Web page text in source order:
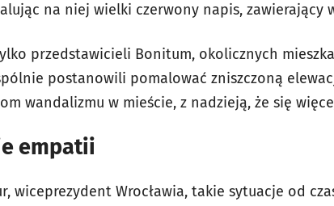
na niej wielki czerwony napis, zawierający
przedstawicieli Bonitum, okolicznych
postanowili pomalować zniszczoną
wandalizmu w mieście, z nadzieją, że się
empatii
wiceprezydent Wrocławia, takie sytuacje od